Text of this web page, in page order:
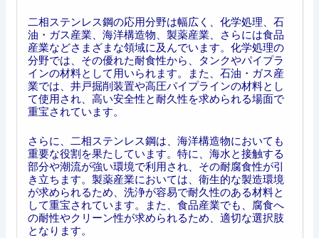
二相ステンレス鋼の応用分野は幅広く、化学処理、石
油・ガス産業、海洋構造物、製薬産業、さらには食品
産業などさまざまな領域に及んでいます。化学処理の
分野では、その優れた耐食性から、タンクやパイプラ
インの材料として用いられます。また、石油・ガス産
業では、井戸掘削装置や高圧パイプラインの材料とし
て使用され、高い安全性と耐久性を求められる場面で
重宝されています。
さらに、二相ステンレス鋼は、海洋構造物においても
重要な役割を果たしています。特に、海水と接触する
部分や潮流が強い環境で利用され、その耐腐食性が引
き立ちます。製薬産業においては、衛生的な製造環境
が求められるため、洗浄が容易で耐久性のある材料と
して重宝されています。また、食品産業でも、腐食へ
の耐性やクリーン性が求められるため、適切な選択肢
となります。